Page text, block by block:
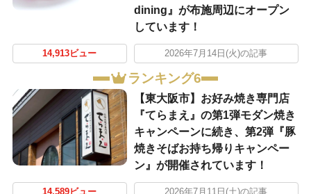
dining』が布施周辺にオープン
しています！
14,913ビュー 2026年7月14日(火)の記事
ランキング6
【東大阪市】お好み焼き専門店
『てらまえ』の第1弾モダン焼き
キャンペーンに続き、第2弾『豚
焼きそばお持ち帰りキャンペー
ン』が開催されています！